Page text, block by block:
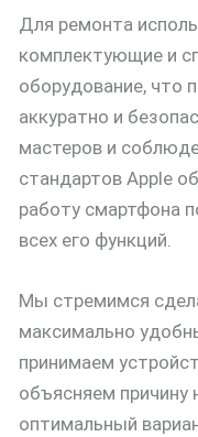
Для ремонта
комплектующие и
оборудование, что
аккуратно и
мастеров и
стандартов Apple
работу смартфона
всех его функций.
Мы стремимся
максимально
принимаем
объясняем причину
оптимальный